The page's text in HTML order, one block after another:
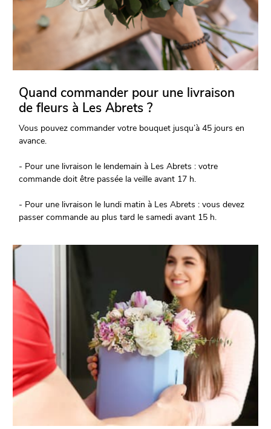
Quand commander pour une livraison
de fleurs à Les Abrets ?
Vous pouvez commander votre bouquet jusqu’à 45 jours en
avance.
- Pour une livraison le lendemain à Les Abrets : votre
commande doit être passée la veille avant 17 h.
- Pour une livraison le lundi matin à Les Abrets : vous devez
passer commande au plus tard le samedi avant 15 h.